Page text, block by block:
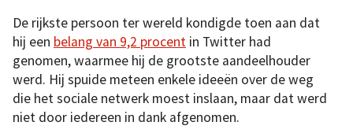
De rijkste persoon ter wereld kondigde toen aan dat
hij een belang van 9,2 procent in Twitter had
genomen, waarmee hij de grootste aandeelhouder
werd. Hij spuide meteen enkele ideeën over de weg
die het sociale netwerk moest inslaan, maar dat werd
niet door iedereen in dank afgenomen.